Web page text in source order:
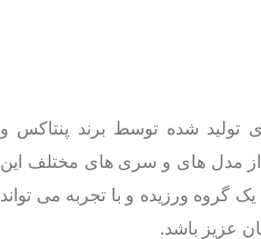
تولید شده توسط برند پنتاکس و
از مدل های و سری های مختلف این
گروه ورزیده و با تجربه می تواند
عزیز باشد.